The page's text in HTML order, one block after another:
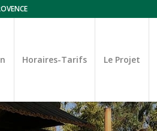
Horaires-Tarifs Le Projet